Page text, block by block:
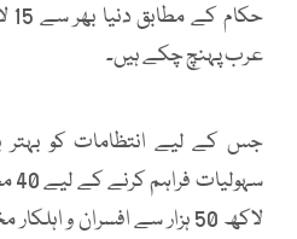
عرب پہنچ چکے ہیں۔
جس کے لیے انتظامات کو بہتر
لاکھ 50 ہزار سے افسران و